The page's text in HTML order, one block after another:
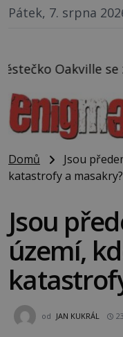
Pátek, 7. srpna
z nebe snáší
Domů
Jsou
katastrofy a masakry?
Jsou
území,
od JAN KUKRÁL